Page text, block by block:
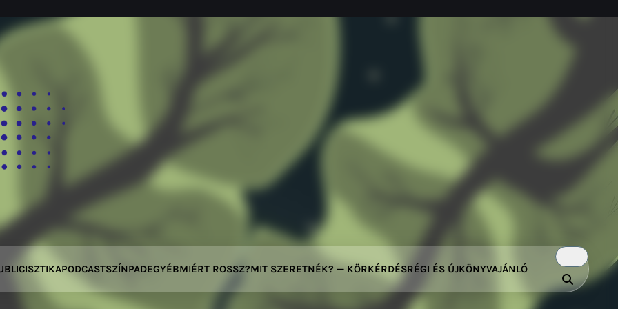
PODCASTSZÍNPADEGYÉBMIÉRT ROSSZ?MIT SZERETNÉK? — KÖRKÉRDÉSRÉGI ÉS ÚJKÖNYVAJÁNLÓ